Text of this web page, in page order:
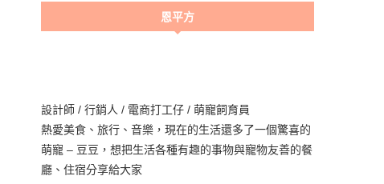
恩平方
設計師 / 行銷人 / 電商打工仔 / 萌寵飼育員
熱愛美食、旅行、音樂，現在的生活還多了一個驚喜的
萌寵 – 豆豆，想把生活各種有趣的事物與寵物友善的餐
廳、住宿分享給大家